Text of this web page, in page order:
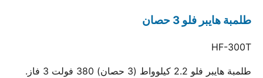
طلمبة هايبر فلو 3 حصان
HF-300T
طلمبة هايبر فلو 2.2 كيلوواط (3 حصان) 380 فولت 3 فاز.